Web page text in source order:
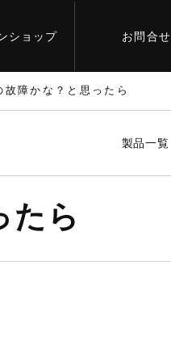
ショップ お問合せ
故障かな？と思ったら
たら
製品一覧